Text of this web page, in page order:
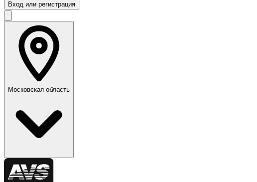
Вход или регистрация
Московская область